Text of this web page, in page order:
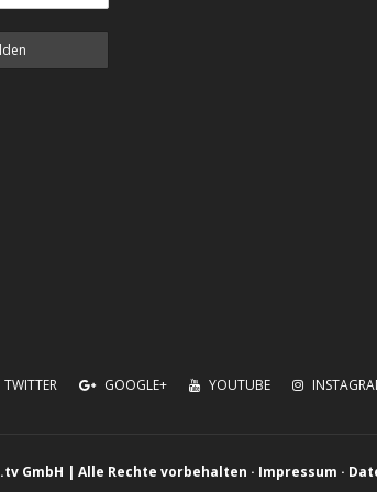
TWITTER GOOGLE+ YOUTUBE
GmbH | Alle Rechte vorbehalten · Impressum ·